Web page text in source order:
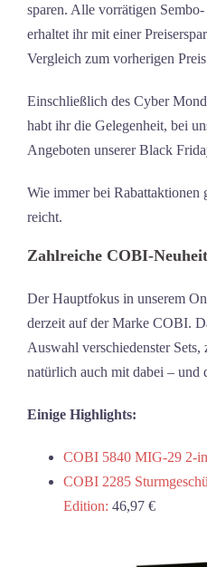
sparen. Alle vorrätigen
erhaltet ihr mit einer
Vergleich zum vorherigen
Einschließlich des Cyber
habt ihr die Gelegenheit, bei
Angeboten unserer Black
Wie immer bei Rabattaktionen
reicht.
Zahlreiche COBI-
Der Hauptfokus in unserem
derzeit auf der Marke COBI.
Auswahl verschiedenster
natürlich auch mit dabei – und
Einige Highlights:
COBI 5840 MIG-29 2-
COBI 2285
Edition: 46,97 €